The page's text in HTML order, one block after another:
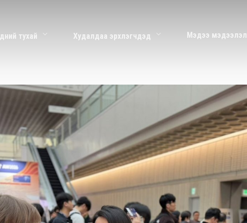
тухай Худалдаа эрхлэгчдэд Мэдээ мэдээлэл